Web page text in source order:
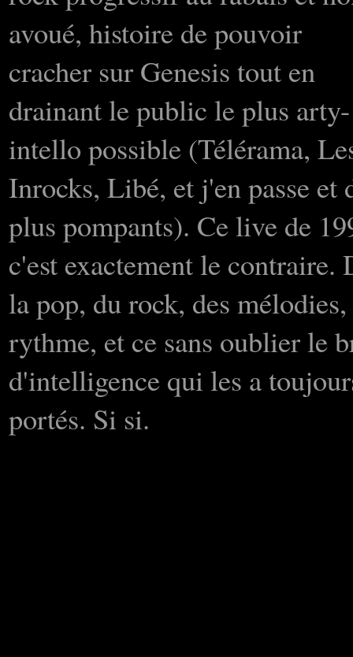
avoué, histoire de pouvoir
cracher sur Genesis tout en
drainant le public le plus arty-
intello possible (Télérama,
Inrocks, Libé, et j'en passe et
plus pompants). Ce live de
c'est exactement le contraire.
la pop, du rock, des
rythme, et ce sans oublier le
d'intelligence qui les a
portés. Si si.